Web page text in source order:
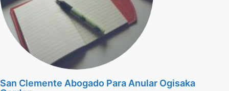
San Clemente Abogado Para Anular Ogisaka